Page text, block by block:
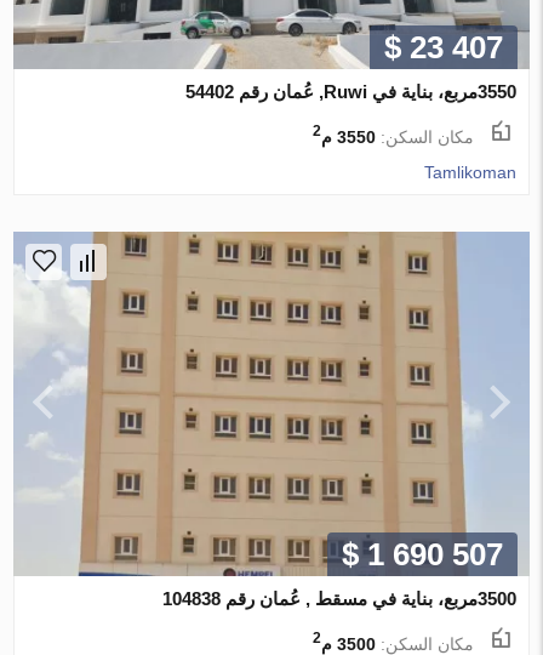
$ 23 407
3550مربع، بناية في Ruwi, عُمان رقم 54402
مكان السكن:3550 م 2
Tamlikoman
$ 1 690 507
3500مربع، بناية في مسقط , عُمان رقم 104838
مكان السكن:3500 م 2